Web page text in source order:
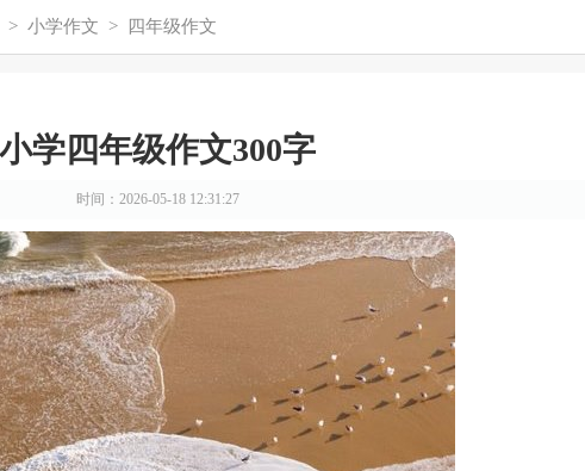
> 小学作文 > 四年级作文
小学四年级作文300字
时间：2026-05-18 12:31:27